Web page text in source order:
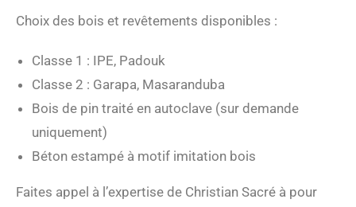
Choix des bois et revêtements disponibles :
Classe 1 : IPE, Padouk
Classe 2 : Garapa, Masaranduba
Bois de pin traité en autoclave (sur demande
uniquement)
Béton estampé à motif imitation bois
Faites appel à l’expertise de Christian Sacré à pour